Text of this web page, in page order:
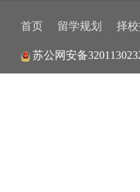
首页 留学规划 择
苏公网安备